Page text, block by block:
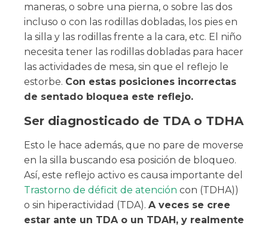
maneras, o sobre una pierna, o sobre las dos
incluso o con las rodillas dobladas, los pies en
la silla y las rodillas frente a la cara, etc. El niño
necesita tener las rodillas dobladas para hacer
las actividades de mesa, sin que el reflejo le
estorbe. Con estas posiciones incorrectas
de sentado bloquea este reflejo.
Ser diagnosticado de TDA o TDHA
Esto le hace además, que no pare de moverse
en la silla buscando esa posición de bloqueo.
Así, este reflejo activo es causa importante del
Trastorno de déficit de atención con (TDHA))
o sin hiperactividad (TDA). A veces se cree
estar ante un TDA o un TDAH, y realmente